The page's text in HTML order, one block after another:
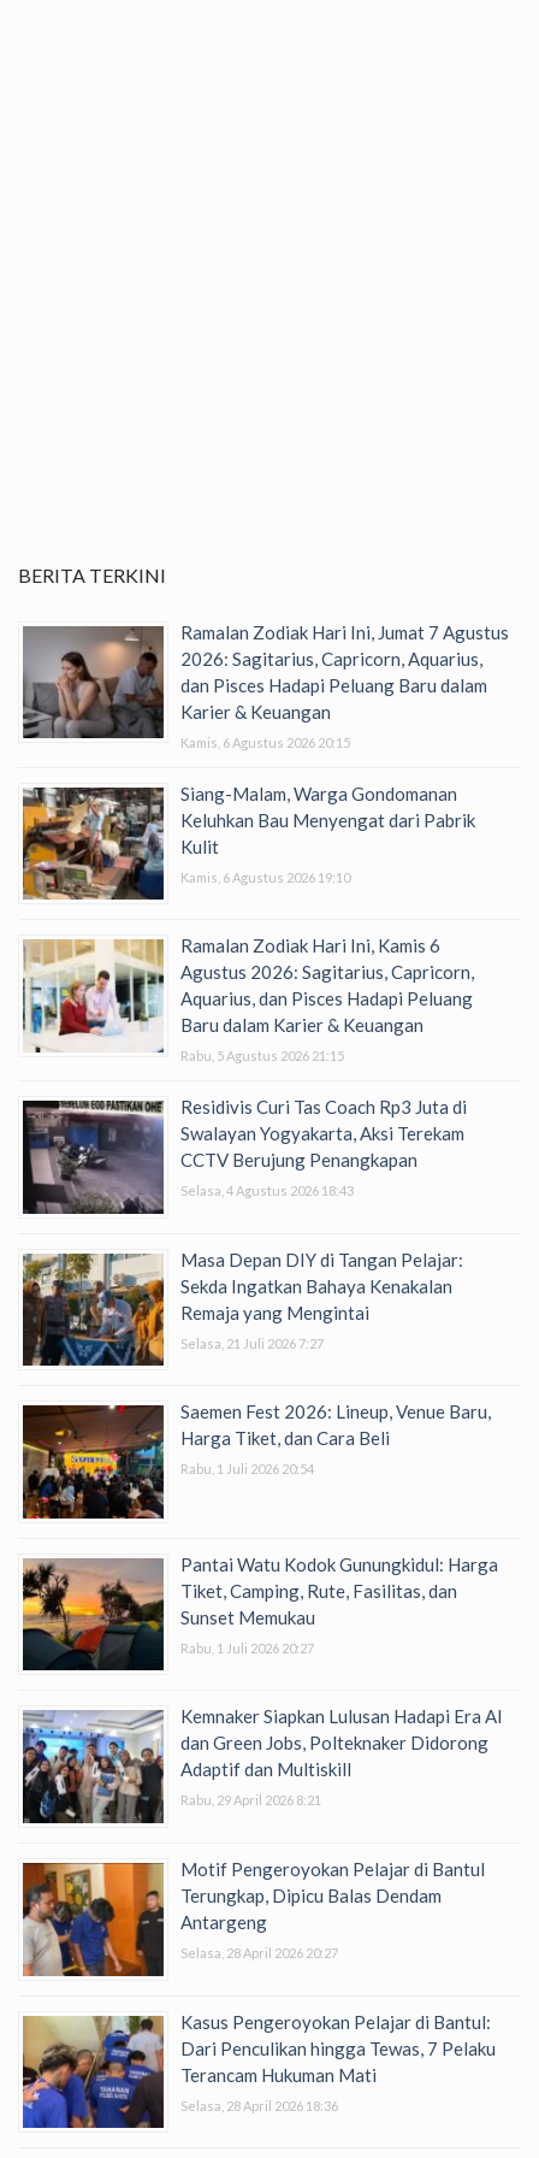
BERITA TERKINI
Ramalan Zodiak Hari Ini, Jumat 7 Agustus
2026: Sagitarius, Capricorn, Aquarius,
dan Pisces Hadapi Peluang Baru dalam
Karier & Keuangan
Kamis, 6 Agustus 2026 20:15
Siang-Malam, Warga Gondomanan
Keluhkan Bau Menyengat dari Pabrik
Kulit
Kamis, 6 Agustus 2026 19:10
Ramalan Zodiak Hari Ini, Kamis 6
Agustus 2026: Sagitarius, Capricorn,
Aquarius, dan Pisces Hadapi Peluang
Baru dalam Karier & Keuangan
Rabu, 5 Agustus 2026 21:15
Residivis Curi Tas Coach Rp3 Juta di
Swalayan Yogyakarta, Aksi Terekam
CCTV Berujung Penangkapan
Selasa, 4 Agustus 2026 18:43
Masa Depan DIY di Tangan Pelajar:
Sekda Ingatkan Bahaya Kenakalan
Remaja yang Mengintai
Selasa, 21 Juli 2026 7:27
Saemen Fest 2026: Lineup, Venue Baru,
Harga Tiket, dan Cara Beli
Rabu, 1 Juli 2026 20:54
Pantai Watu Kodok Gunungkidul: Harga
Tiket, Camping, Rute, Fasilitas, dan
Sunset Memukau
Rabu, 1 Juli 2026 20:27
Kemnaker Siapkan Lulusan Hadapi Era AI
dan Green Jobs, Polteknaker Didorong
Adaptif dan Multiskill
Rabu, 29 April 2026 8:21
Motif Pengeroyokan Pelajar di Bantul
Terungkap, Dipicu Balas Dendam
Antargeng
Selasa, 28 April 2026 20:27
Kasus Pengeroyokan Pelajar di Bantul:
Dari Penculikan hingga Tewas, 7 Pelaku
Terancam Hukuman Mati
Selasa, 28 April 2026 18:36